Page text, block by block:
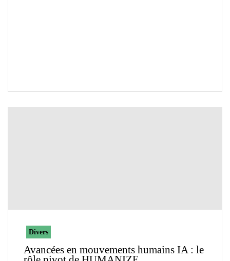
Divers
Avancées en mouvements humains IA : le